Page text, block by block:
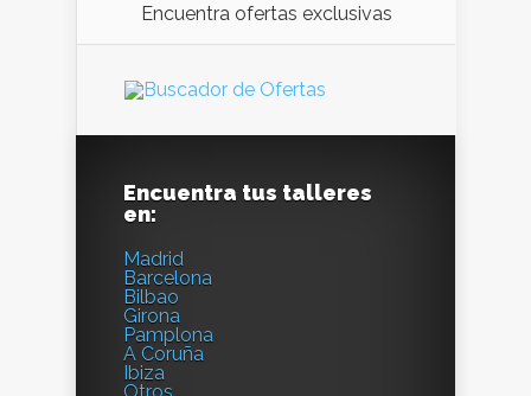
Encuentra ofertas exclusivas
Encuentra tus talleres
en:
Madrid
Barcelona
Bilbao
Girona
Pamplona
A Coruña
Ibiza